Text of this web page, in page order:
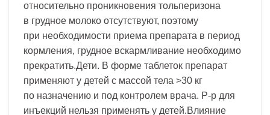
относительно проникновения тольперизона
в грудное молоко отсутствуют, поэтому
при необходимости приема препарата в период
кормления, грудное вскармливание необходимо
прекратить.Дети. В форме таблеток препарат
применяют у детей с массой тела >30 кг
по назначению и под контролем врача. Р-р для
инъекций нельзя применять у детей.Влияние